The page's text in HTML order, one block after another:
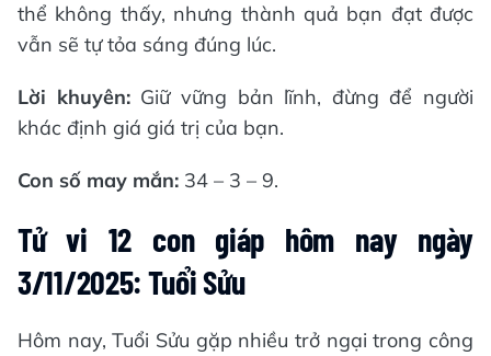
thể không thấy, nhưng thành quả bạn đạt được
vẫn sẽ tự tỏa sáng đúng lúc.
Lời khuyên:Giữ vững bản lĩnh, đừng để người
khác định giá giá trị của bạn.
Con số may mắn: 34 – 3 – 9.
Tử vi 12 con giáp hôm nay ngày
3/11/2025: Tuổi Sửu
Hôm nay, Tuổi Sửu gặp nhiều trở ngại trong công